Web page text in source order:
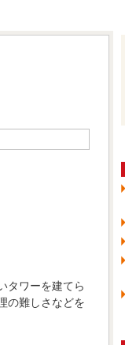
タワーを建てら
の難しさなどを